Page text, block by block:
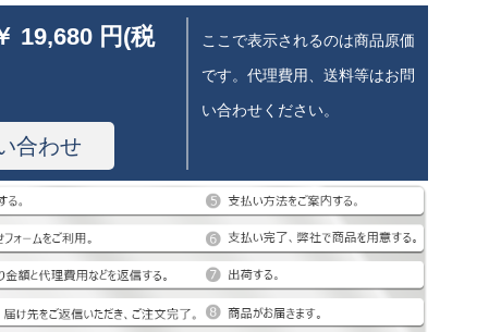
19,680 円(税
合わせ
ここで表示されるのは商品原価
です。代理費用、送料等はお問
い合わせください。